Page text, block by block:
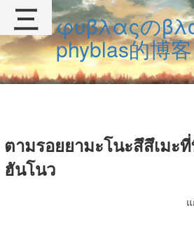
φυβλαςの
phyblas的博客
ตามรอยยามะโนะสึสึเมะ
ฮันโนว
三